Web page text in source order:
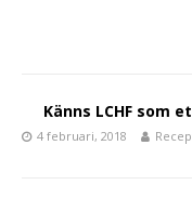
Känns LCHF som
4 februari, 2018